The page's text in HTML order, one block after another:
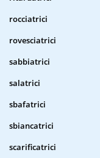
rocciatrici
rovesciatrici
sabbiatrici
salatrici
sbafatrici
sbiancatrici
scarificatrici